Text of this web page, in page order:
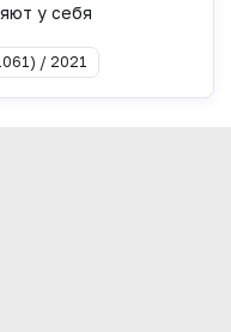
у себя
/ 2021